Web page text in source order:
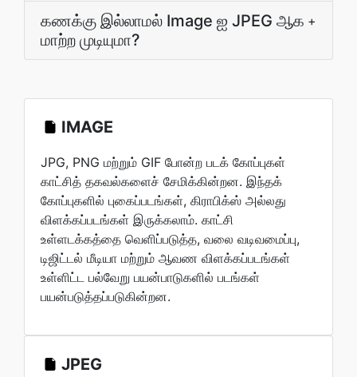
கணக்கு இல்லாமல் Image ஐ JPEG ஆக
மாற்ற முடியுமா?
+
IMAGE
JPG, PNG மற்றும் GIF போன்ற படக் கோப்புகள்
காட்சித் தகவல்களைச் சேமிக்கின்றன. இந்தக்
கோப்புகளில் புகைப்படங்கள், கிராபிக்ஸ் அல்லது
விளக்கப்படங்கள் இருக்கலாம். காட்சி
உள்ளடக்கத்தை வெளிப்படுத்த, வலை வடிவமைப்பு,
டிஜிட்டல் மீடியா மற்றும் ஆவண விளக்கப்படங்கள்
உள்ளிட்ட பல்வேறு பயன்பாடுகளில் படங்கள்
பயன்படுத்தப்படுகின்றன.
JPEG